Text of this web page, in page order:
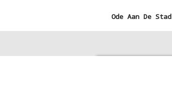
de
Ode Aan De Stad